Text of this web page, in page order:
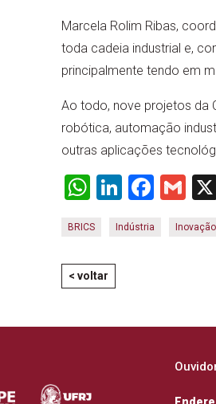
Marcela Rolim Ribas,
toda cadeia industrial e,
principalmente tendo em
Ao todo, nove projetos da
robótica, automação
outras aplicações
WhatsApp
LinkedIn
BRICS Indústria Inovação
< voltar